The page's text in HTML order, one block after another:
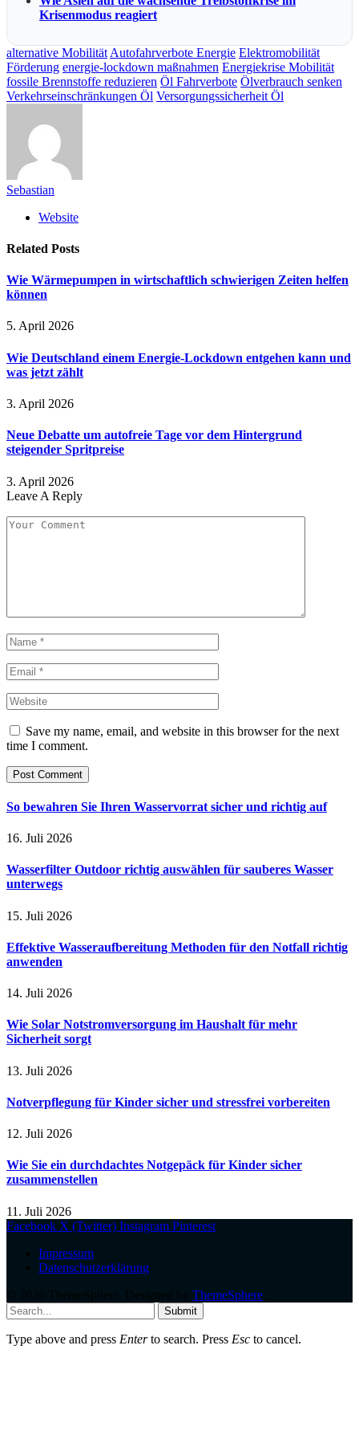
Krisenmodus reagiert
alternative Mobilität Autofahrverbote Energie Elektromobilität
Förderung energie-lockdown maßnahmen Energiekrise Mobilität
fossile Brennstoffe reduzieren Öl Fahrverbote Ölverbrauch senken
Verkehrseinschränkungen Öl Versorgungssicherheit Öl
Sebastian
Website
Related Posts
Wie Wärmepumpen in wirtschaftlich schwierigen Zeiten helfen
können
5. April 2026
Wie Deutschland einem Energie-Lockdown entgehen kann und
was jetzt zählt
3. April 2026
Neue Debatte um autofreie Tage vor dem Hintergrund
steigender Spritpreise
3. April 2026
Leave A Reply
Save my name, email, and website in this browser for the next
time I comment.
So bewahren Sie Ihren Wasservorrat sicher und richtig auf
16. Juli 2026
Wasserfilter Outdoor richtig auswählen für sauberes Wasser
unterwegs
15. Juli 2026
Effektive Wasseraufbereitung Methoden für den Notfall richtig
anwenden
14. Juli 2026
Wie Solar Notstromversorgung im Haushalt für mehr
Sicherheit sorgt
13. Juli 2026
Notverpflegung für Kinder sicher und stressfrei vorbereiten
12. Juli 2026
Wie Sie ein durchdachtes Notgepäck für Kinder sicher
zusammenstellen
11. Juli 2026
Facebook X (Twitter) Instagram Pinterest
Impressum
Datenschutzerklärung
ThemeSphere
Submit
Type above and press Enterto search. Press Esc to cancel.